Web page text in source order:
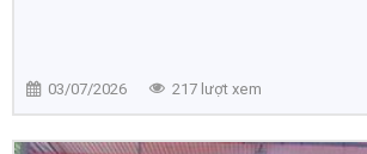
03/07/2026 217 lượt xem